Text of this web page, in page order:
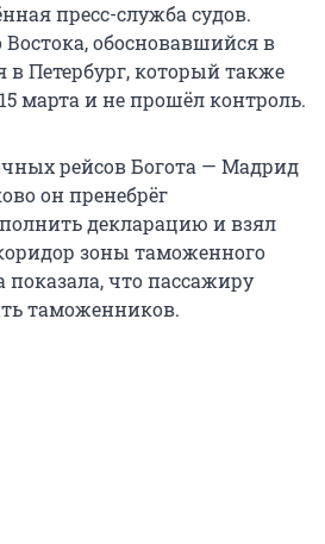
пресс-служба судов.
обосновавшийся в
в Петербург, который также
марта и не прошёл контроль.
рейсов Богота — Мадрид
он пренебрёг
декларацию и взял
зоны таможенного
показала, что пассажиру
таможенников.